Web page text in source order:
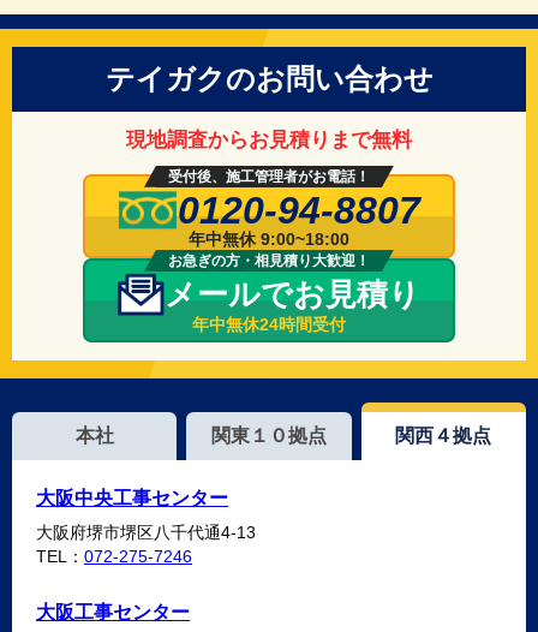
テイガクのお問い合わせ
現地調査からお見積りまで無料
受付後、施工管理者がお電話！
0120-94-8807
年中無休 9:00~18:00
お急ぎの方・相見積り大歓迎！
メールでお見積り
年中無休24時間受付
本社 関東１０拠点 関西４拠点
大阪中央工事センター
大阪府堺市堺区八千代通4-13
TEL： 072-275-7246
大阪工事センター